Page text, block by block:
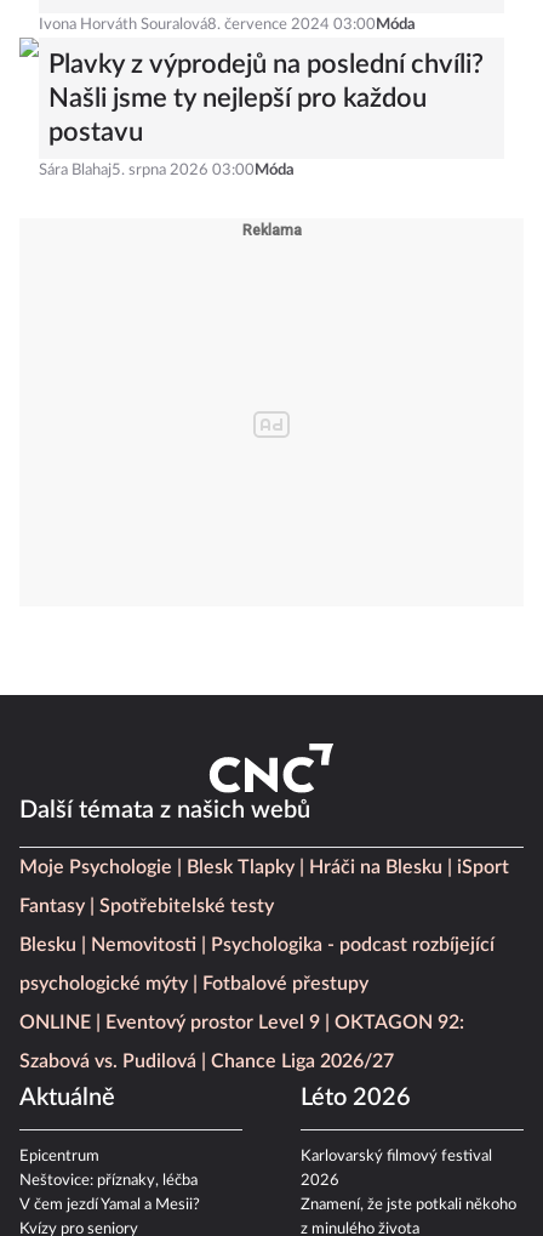
Ivona Horváth Souralová8. července 2024 03:00 Móda
Plavky z výprodejů na poslední chvíli?
Našli jsme ty nejlepší pro každou
postavu
Sára Blahaj5. srpna 2026 03:00 Móda
Další témata z našich webů
Moje Psychologie Blesk Tlapky Hráči na Blesku
iSport
Fantasy
Spotřebitelské testy
Blesku
Nemovitosti
Psychologika - podcast rozbíjející
psychologické mýty
Fotbalové přestupy
ONLINE
Eventový prostor Level 9
OKTAGON 92:
Szabová vs. Pudilová
Chance Liga 2026/27
Aktuálně
Epicentrum
Neštovice: příznaky, léčba
V čem jezdí Yamal a Mesii?
Kvízy pro seniory
Léto 2026
Karlovarský filmový festival
2026
Znamení, že jste potkali někoho
z minulého života